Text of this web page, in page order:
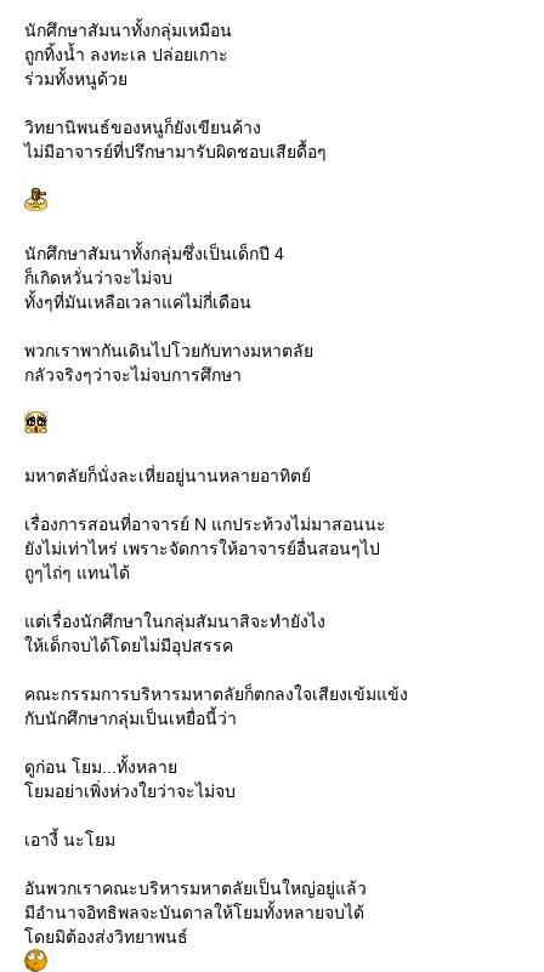
นักศึกษาสัมนาทั้งกลุ่มเหมือน
ถูกทิ้งน้ำ ลงทะเล ปล่อยเกาะ
ร่วมทั้งหนูด้ว
วิทยานิพนธ์ของหนูก็ยังเขียนค้าง
ไม่มีอาจารย์ที่ปรึกษามารับผิดชอบเสียดื้อๆ
นักศึกษาสัมนาทั้งกลุ่มซึ่งเป็นเด็กปี 4
ก็เกิดหวั่นว่าจะไม่จบ
ทั้งๆที่มันเหลือเวลาแค่ไม่กี่เดือน
พวกเราพากันเดินไปโวยกับทางมหาตลั
กลัวจริงๆว่าจะไม่จบการศึกษา
มหาตลัยก็นั่งละเหี่ยอยู่นานหลายอาทิตย์
เรื่องการสอนที่อาจารย์ N แกประท้วงไม่มาสอนนะ
ังไม่เท่าไหร่ เพราะจัดการให้อาจารย์อื่นสอนๆไป
ถูๆไถ่ๆ แทนได้
ต่เรื่องนักศึกษาในกลุ่มสัมนาสิจะทำยังไง
ห้เด็กจบได้โดยไม่มีอุปสรรค
คณะกรรมการบริหารมหาตลัยก็ตกลงใจเสียงเข้มแข้ง
กับนักศึกษากลุ่มเป็นเหยื่อนี้ว่า
ดูก่อน โยม...ทั้งหลา
มอย่าเพิ่งห่วงใยว่าจะไม่จบ
เอางี้ นะโยม
อันพวกเราคณะบริหารมหาตลัยเป็นใหญ่อยู่แล้ว
มีอำนาจอิทธิพลจะบันดาลให้โยมทั้งหลายจบได้
ดยมิต้องส่งวิทยาพนธ์